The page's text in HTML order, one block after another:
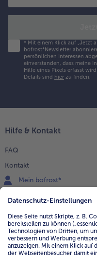
* Mit einem Klick auf „Jetzt
bofrost*Newsletter
persönlichen Interessen
einverstanden, dass meine
Hilfe eines Pixels erfasst
Details sind hier zu finden.
Hilfe & Kontakt
FAQ
Kontakt
Mein bofrost*
0800 - 000 19 18
Mo.-Fr.: 7-21 Uhr Sa: 8-16 Uhr